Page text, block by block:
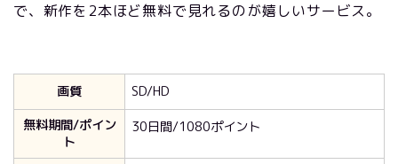
で、新作を2本ほど無料で見れるのが嬉しいサービス。
画質
SD/HD
無料期間/ポイン
ト
30日間/1080ポイント